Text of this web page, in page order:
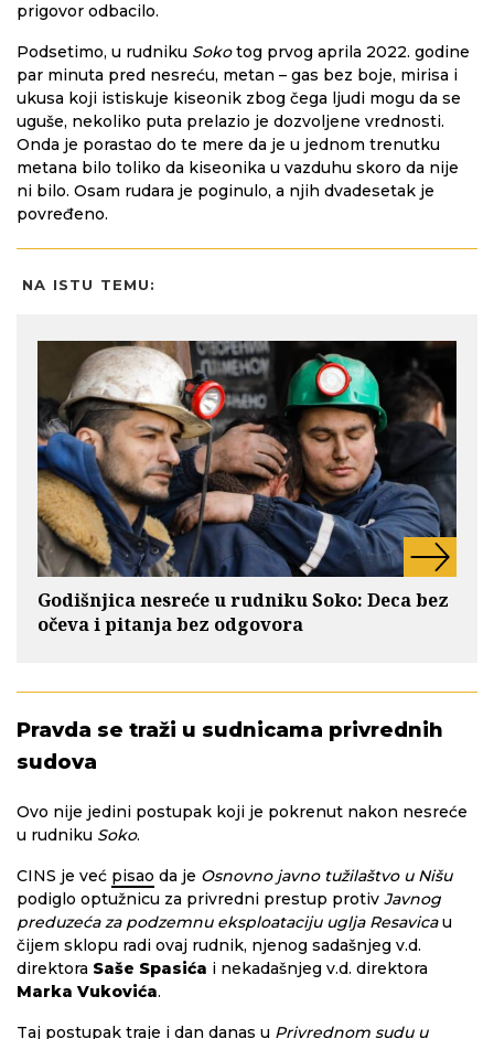
prigovor odbacilo.
Podsetimo, u rudniku Sokotog prvog aprila 2022. godine
par minuta pred nesreću, metan – gas bez boje, mirisa i
ukusa koji istiskuje kiseonik zbog čega ljudi mogu da se
uguše, nekoliko puta prelazio je dozvoljene vrednosti.
Onda je porastao do te mere da je u jednom trenutku
metana bilo toliko da kiseonika u vazduhu skoro da nije
ni bilo. Osam rudara je poginulo, a njih dvadesetak je
povređeno.
NA ISTU TEMU:
Godišnjica nesreće u rudniku Soko: Deca bez
očeva i pitanja bez odgovora
Pravda se traži u sudnicama privrednih
sudova
Ovo nije jedini postupak koji je pokrenut nakon nesreće
u rudniku Soko.
CINS je već pisao da je Osnovno javno tužilaštvo u Nišu
podiglo optužnicu za privredni prestup protiv Javnog
preduzeća za podzemnu eksploataciju uglja Resavicau
čijem sklopu radi ovaj rudnik, njenog sadašnjeg v.d.
direktora Saše Spasića i nekadašnjeg v.d. direktora
Marka Vukovića.
Taj postupak traje i dan danas u Privrednom sudu u